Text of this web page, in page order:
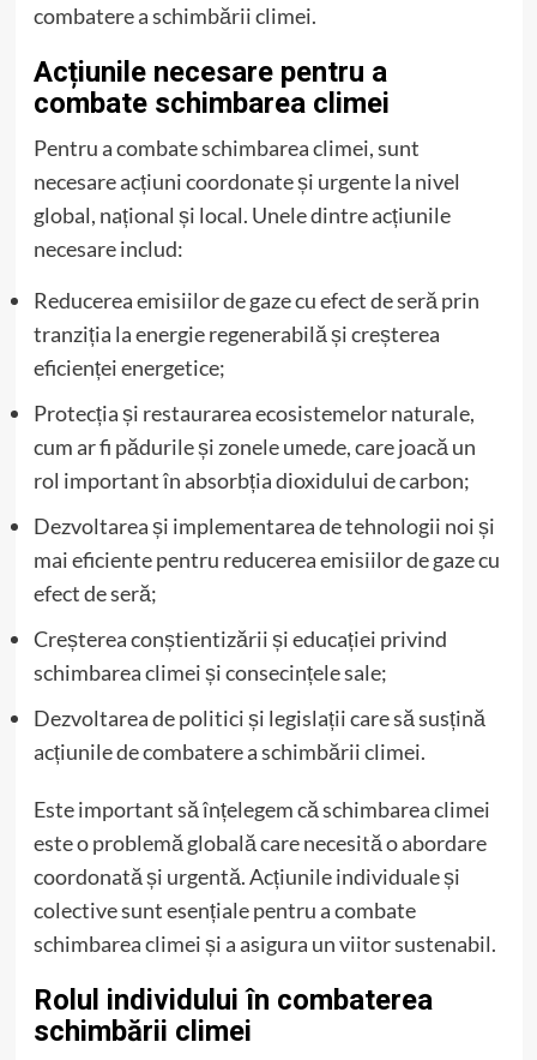
combatere a schimbării climei.
Acțiunile necesare pentru a
combate schimbarea climei
Pentru a combate schimbarea climei, sunt
necesare acțiuni coordonate și urgente la nivel
global, național și local. Unele dintre acțiunile
necesare includ:
Reducerea emisiilor de gaze cu efect de seră prin
tranziția la energie regenerabilă și creșterea
eficienței energetice;
Protecția și restaurarea ecosistemelor naturale,
cum ar fi pădurile și zonele umede, care joacă un
rol important în absorbția dioxidului de carbon;
Dezvoltarea și implementarea de tehnologii noi și
mai eficiente pentru reducerea emisiilor de gaze cu
efect de seră;
Creșterea conștientizării și educației privind
schimbarea climei și consecințele sale;
Dezvoltarea de politici și legislații care să susțină
acțiunile de combatere a schimbării climei.
Este important să înțelegem că schimbarea climei
este o problemă globală care necesită o abordare
coordonată și urgentă. Acțiunile individuale și
colective sunt esențiale pentru a combate
schimbarea climei și a asigura un viitor sustenabil.
Rolul individului în combaterea
schimbării climei